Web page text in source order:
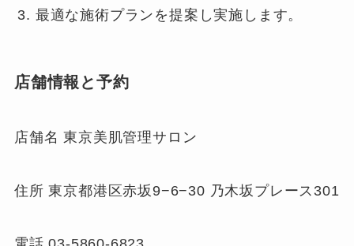
最適な施術プランを提案し実施します。
店舗情報と予約
店舗名 東京美肌管理サロン
住所 東京都港区赤坂9−6−30 乃木坂プレース301